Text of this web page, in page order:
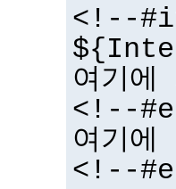
<!--
여기에
<!--
여기
<!--